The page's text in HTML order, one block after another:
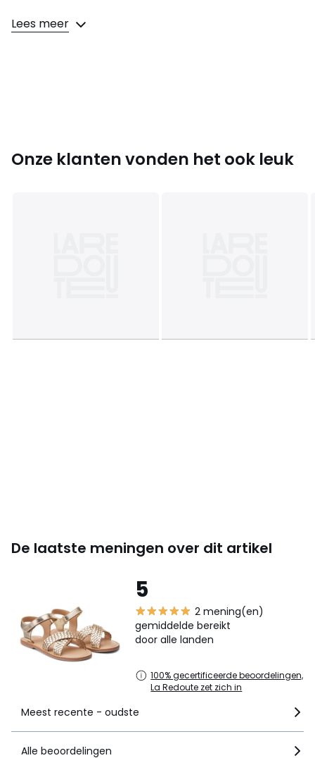
Samenstelling en onderhoud
• Bovenzijde/Schacht : 100% leer
Lees meer
Onze klanten vonden het ook leuk
De laatste meningen over dit artikel
5
2 mening(en)
gemiddelde bereikt
door alle landen
100% gecertificeerde beoordelingen,
La Redoute zet zich in
Meest recente - oudste
Alle beoordelingen